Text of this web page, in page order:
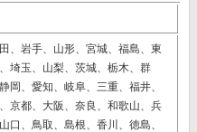
、岩手、山形、宮城、福島、東
埼玉、山梨、茨城、栃木、群
岡、愛知、岐阜、三重、福井、
京都、大阪、奈良、和歌山、兵
口、鳥取、島根、香川、徳島、